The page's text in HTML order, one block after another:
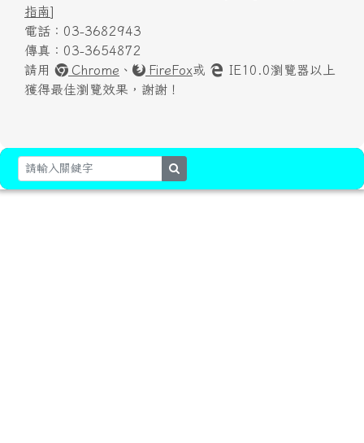
指南]
電話：03-3682943
傳真：03-3654872
請用
Chrome 、 FireFox或
IE10.0瀏覽器以上
獲得最佳瀏覽效果，謝謝！